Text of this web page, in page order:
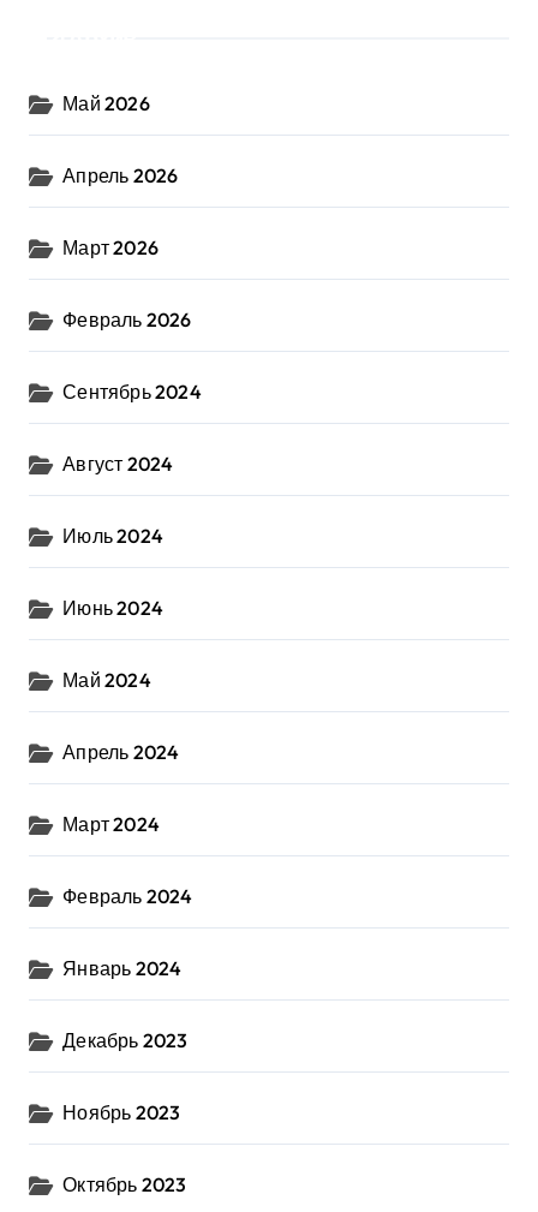
Май 2026
Апрель 2026
Март 2026
Февраль 2026
Сентябрь 2024
Август 2024
Июль 2024
Июнь 2024
Май 2024
Апрель 2024
Март 2024
Февраль 2024
Январь 2024
Декабрь 2023
Ноябрь 2023
Октябрь 2023